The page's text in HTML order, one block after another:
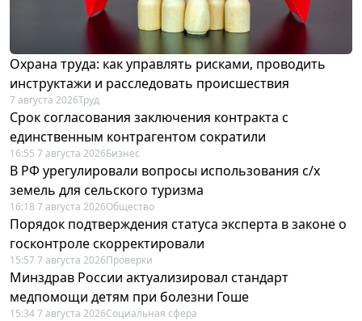
Охрана труда: как управлять рисками, проводить
инструктажи и расследовать происшествия
7 августа 2026Труд
Срок согласования заключения контракта с
единственным контрагентом сократили
16:55 7 августа 2026Бизнес
В РФ урегулировали вопросы использования с/х
земель для сельского туризма
16:18 7 августа 2026Общество
Порядок подтверждения статуса эксперта в законе о
госконтроле скорректировали
15:57 7 августа 2026Проверки
Минздрав России актуализировал стандарт
медпомощи детям при болезни Гоше
15:34 7 августа 2026Социальная сфера